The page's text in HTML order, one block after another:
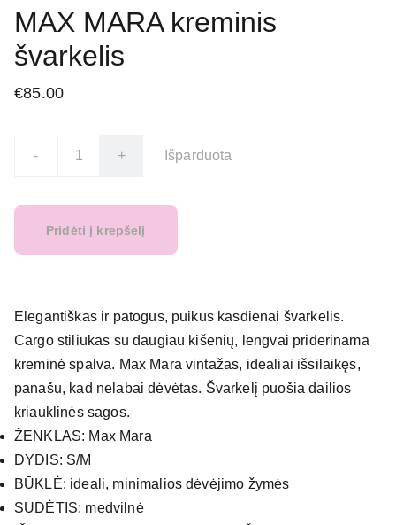
MAX MARA kreminis
švarkelis
€85.00
- + Išparduota
Pridėti į krepšelį
Elegantiškas ir patogus, puikus kasdienai švarkelis.
Cargo stiliukas su daugiau kišenių, lengvai priderinama
kreminė spalva. Max Mara vintažas, idealiai išsilaikęs,
panašu, kad nelabai dėvėtas. Švarkelį puošia dailios
kriauklinės sagos.
ŽENKLAS: Max Mara
DYDIS: S/M
BŪKLĖ: ideali, minimalios dėvėjimo žymės
SUDĖTIS: medvilnė